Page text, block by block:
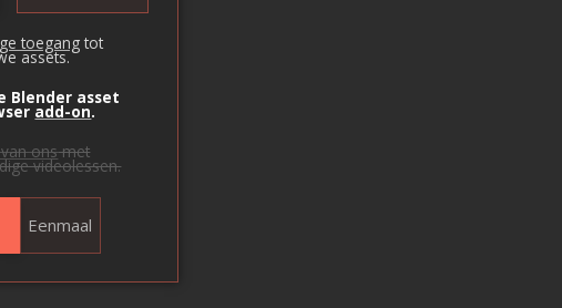
toegang tot
assets.
Blender asset
add-on.
onsmet
videolessen.
Eenmaal